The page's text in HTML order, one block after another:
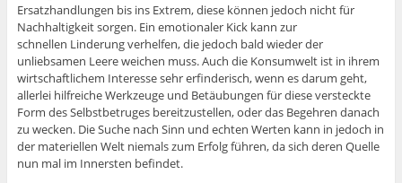
Ersatzhandlungen bis ins Extrem, diese können jedoch nicht für
Nachhaltigkeit sorgen. Ein emotionaler Kick kann zur
schnellen Linderung verhelfen, die jedoch bald wieder der
unliebsamen Leere weichen muss. Auch die Konsumwelt ist in ihrem
wirtschaftlichem Interesse sehr erfinderisch, wenn es darum geht,
allerlei hilfreiche Werkzeuge und Betäubungen für diese versteckte
Form des Selbstbetruges bereitzustellen, oder das Begehren danach
zu wecken. Die Suche nach Sinn und echten Werten kann in jedoch in
der materiellen Welt niemals zum Erfolg führen, da sich deren Quelle
nun mal im Innersten befindet.